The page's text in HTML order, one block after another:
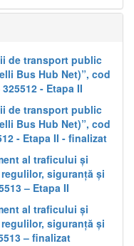
de transport public
Bus Hub Net)”, cod
- Etapa II
de transport public
Bus Hub Net)”, cod
- Etapa II - finalizat
al traficului și
siguranță și
– Etapa II
al traficului și
siguranță și
– finalizat